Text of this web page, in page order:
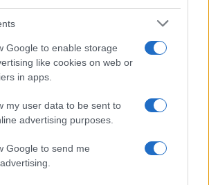
Google to enable storage
like cookies on web or
in apps.
my user data to be sent to
advertising purposes.
Google to send me
Οι πρώτες εικόνες από την
του αεροσκάφους που θα
τα μαχαίρια στην Ελπίδα
«Καρυστιανού,
φοβικό αρχηγικό κόμμα»
χρημάτων: Πότε μπορεί να
δωρεές και να επιβληθεί
για τις γονικές παροχές